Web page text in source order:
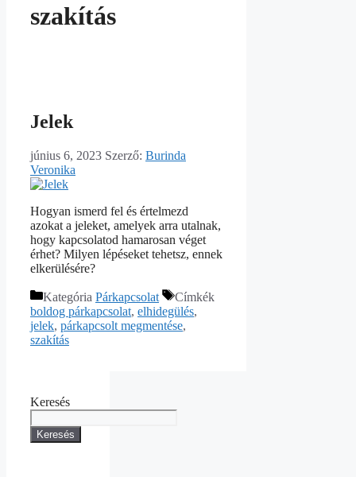
szakítás
Jelek
június 6, 2023 Szerző: Burinda
Veronika
Hogyan ismerd fel és értelmezd
azokat a jeleket, amelyek arra utalnak,
hogy kapcsolatod hamarosan véget
érhet? Milyen lépéseket tehetsz, ennek
elkerülésére?
Kategória Párkapcsolat
Címkék
boldog párkapcsolat, elhidegülés,
jelek, párkapcsolt megmentése,
szakítás
Keresés
Keresés